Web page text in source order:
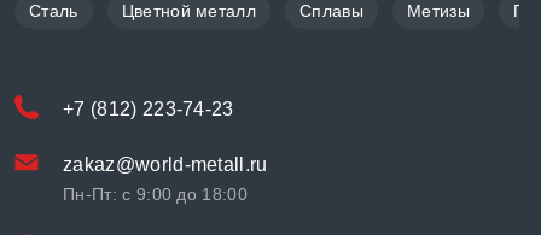
Сталь Цветной металл Сплавы Метизы
+7 (812) 223-74-23
zakaz@world-metall.ru
Пн-Пт: с 9:00 до 18:00